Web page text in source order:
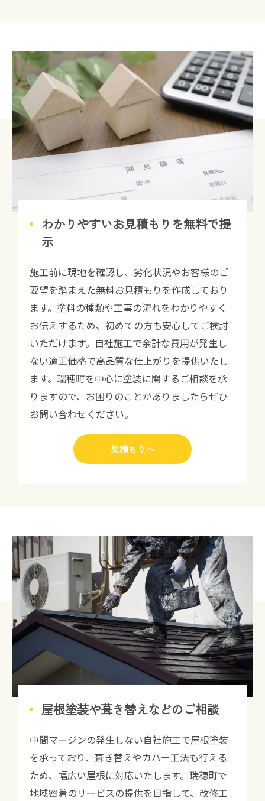
わかりやすいお見積もりを無料で提
示
施工前に現地を確認し、劣化状況やお客様のご
要望を踏まえた無料お見積もりを作成しており
ます。塗料の種類や工事の流れをわかりやすく
お伝えするため、初めての方も安心してご検討
いただけます。自社施工で余計な費用が発生し
ない適正価格で高品質な仕上がりを提供いたし
ます。瑞穂町を中心に塗装に関するご相談を承
りますので、お困りのことがありましたらぜひ
お問い合わせください。
見積もりへ
屋根塗装や葺き替えなどのご相談
中間マージンの発生しない自社施工で屋根塗装
を承っており、葺き替えやカバー工法も行える
ため、幅広い屋根に対応いたします。瑞穂町で
地域密着のサービスの提供を目指して、改修工